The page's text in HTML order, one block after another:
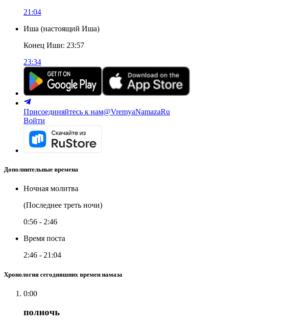
21:04
Иша (настоящий Иша)
Конец Иши: 23:57
23:34
Присоединяйтесь к нам@VremyaNamazaRu
Войти
Дополнительные времена
Ночная молитва
(Последнее треть ночи)
0:56 - 2:46
Время поста
2:46 - 21:04
Хронология сегодняшних времен намаза
0:00
полночь